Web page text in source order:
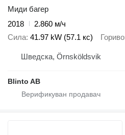
Миди багер
2018
2.860 м/ч
Сила 41.97 kW (57.1 кс) Гориво
Шведска, Örnsköldsvik
Blinto AB